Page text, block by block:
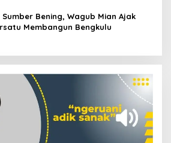
Sumber Bening, Wagub Mian Ajak
Membangun Bengkulu